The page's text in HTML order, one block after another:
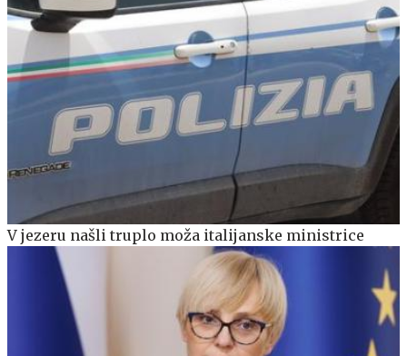
V jezeru našli truplo moža italijanske ministrice